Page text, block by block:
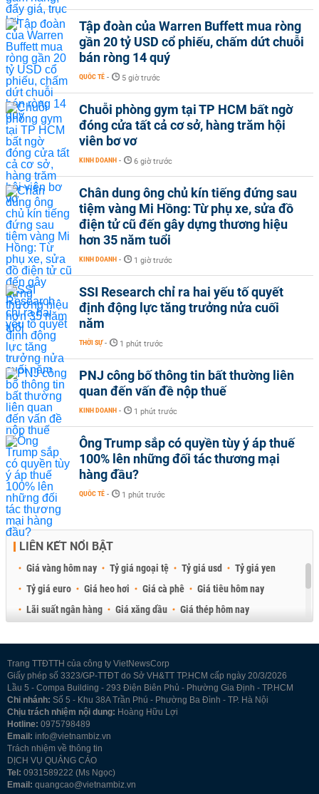
Tập đoàn của Warren Buffett mua ròng
gần 20 tỷ USD cổ phiếu, chấm dứt chuỗi
bán ròng 14 quý
QUỐC TẾ - 5 giờ trước
Chuỗi phòng gym tại TP HCM bất ngờ
đóng cửa tất cả cơ sở, hàng trăm hội
viên bơ vơ
KINH DOANH - 6 giờ trước
Chân dung ông chủ kín tiếng đứng sau
tiệm vàng Mi Hồng: Từ phụ xe, sửa đồ
điện tử cũ đến gây dựng thương hiệu
hơn 35 năm tuổi
KINH DOANH - 1 giờ trước
SSI Research chỉ ra hai yếu tố quyết
định động lực tăng trưởng nửa cuối
năm
THỜI SỰ - 1 phút trước
PNJ công bố thông tin bất thường liên
quan đến vấn đề nộp thuế
KINH DOANH - 1 phút trước
Ông Trump sắp có quyền tùy ý áp thuế
100% lên những đối tác thương mại
hàng đầu?
QUỐC TẾ - 1 phút trước
LIÊN KẾT NỔI BẬT
Giá vàng hôm nay Tỷ giá ngoại tệ Tỷ giá usd
Tỷ giá yen
Tỷ giá euro
Giá heo hơi Giá cà phê
Giá tiêu hôm nay
Lãi suất ngân hàng
Giá xăng dầu
Giá thép hôm nay
Trang TTĐTTH của công ty VietNewsCorp
Giấy phép số 3323/GP-TTĐT do Sở VH&TT TP.HCM cấp ngày 20/3/2026
Lầu 5 - Compa Building - 293 Điện Biên Phủ - Phường Gia Định - TP.HCM
Chi nhánh: Số 5 - Khu 38A Trần Phú - Phường Ba Đình - TP. Hà Nội
Chịu trách nhiệm nội dung: Hoàng Hữu Lợi
Hotline: 0975798489
Email: info@vietnambiz.vn
Trách nhiệm về thông tin
DỊCH VỤ QUẢNG CÁO
Tel: 0931589222 (Ms Ngọc)
Email: quangcao@vietnambiz.vn